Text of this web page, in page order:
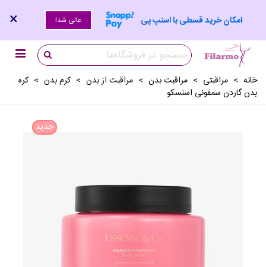
امکان خرید قسطی با اسنپ پی عالی شد! ×
خانه > مراقبتی > مراقبت بدن > مراقبت از بدن > کرم بدن > کره
بدن گاردن سمفونی اسنسکو
جدید